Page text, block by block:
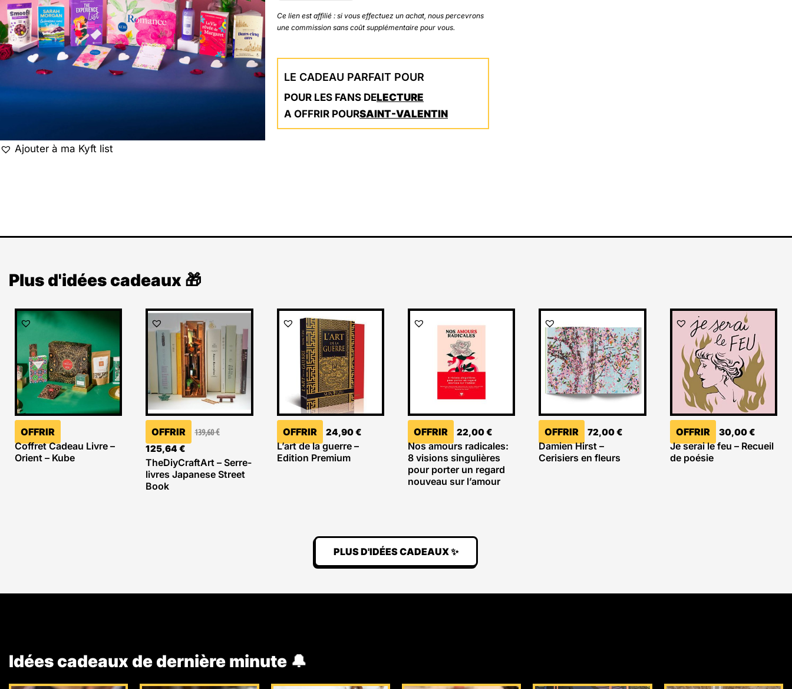
Ajouter à ma Kyft list
Ce lien est affilié : si vous effectuez un achat, nous percevrons
une commission sans coût supplémentaire pour vous.
LE CADEAU PARFAIT POUR
POUR LES FANS DELECTURE
A OFFRIR POURSAINT-VALENTIN
Plus d'idées cadeaux 🎁
OFFRIR
Coffret Cadeau Livre –
Orient – Kube
OFFRIR 139,60€
Le
prix
initial
était :
139,60 €.
125,64€
Le
prix
actuel
est :
125,64 €.
TheDiyCraftArt – Serre-
livres Japanese Street
Book
OFFRIR 24,90€
L’art de la guerre –
Edition Premium
OFFRIR 22,00€
Nos amours radicales:
8 visions singulières
pour porter un regard
nouveau sur l’amour
OFFRIR 72,00€
Damien Hirst –
Cerisiers en fleurs
OFFRIR 30,00€
Je serai le feu – Recueil
de poésie
PLUS D'IDÉES CADEAUX ✨
Idées cadeaux de dernière minute 🔔